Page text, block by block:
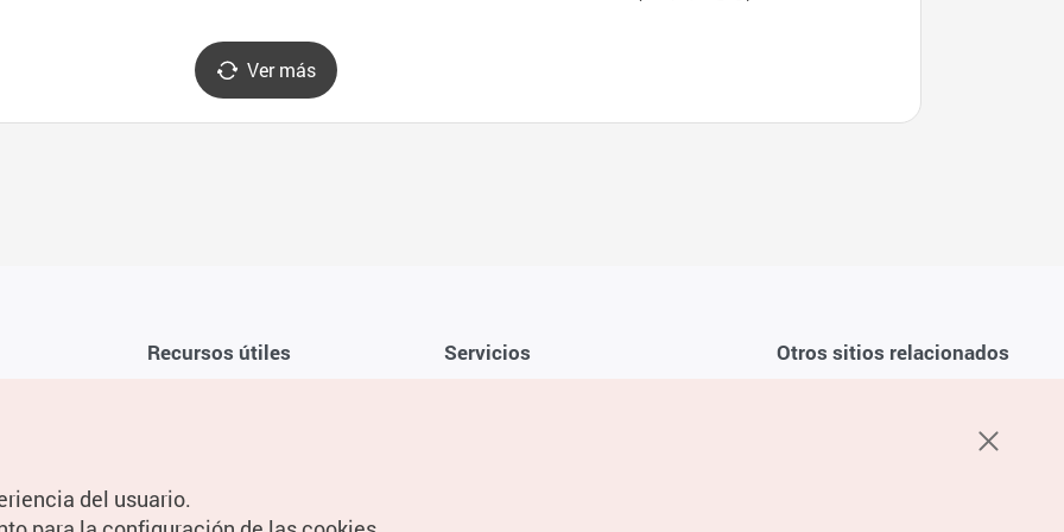
Ver más
Recursos útiles
Guías digitales
Servicios Otros sitios relacionados
del usuario.